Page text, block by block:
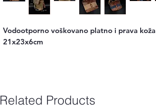
Vodootporno voškovano platno i prava koža
21x23x6cm
Related Products